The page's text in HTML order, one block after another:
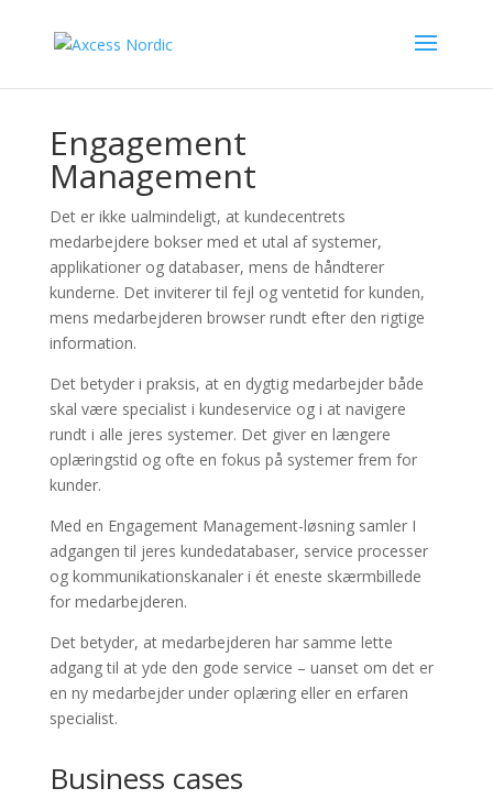
Engagement
Management
Det er ikke ualmindeligt, at kundecentrets
medarbejdere bokser med et utal af systemer,
applikationer og databaser, mens de håndterer
kunderne. Det inviterer til fejl og ventetid for kunden,
mens medarbejderen browser rundt efter den rigtige
information.
Det betyder i praksis, at en dygtig medarbejder både
skal være specialist i kundeservice og i at navigere
rundt i alle jeres systemer. Det giver en længere
oplæringstid og ofte en fokus på systemer frem for
kunder.
Med en Engagement Management-løsning samler I
adgangen til jeres kundedatabaser, service processer
og kommunikationskanaler i ét eneste skærmbillede
for medarbejderen.
Det betyder, at medarbejderen har samme lette
adgang til at yde den gode service – uanset om det er
en ny medarbejder under oplæring eller en erfaren
specialist.
Business cases